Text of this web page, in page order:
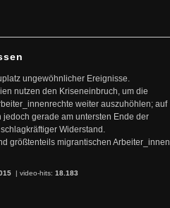
ungewöhnlicher Ereignisse.
nutzen den Kriseneinbruch, um die
weiter auszuhöhlen; auf
gerade am untersten Ende der
Widerstand.
größtenteils migrantischen Arbeiter_innen
| video-hits: 18.183